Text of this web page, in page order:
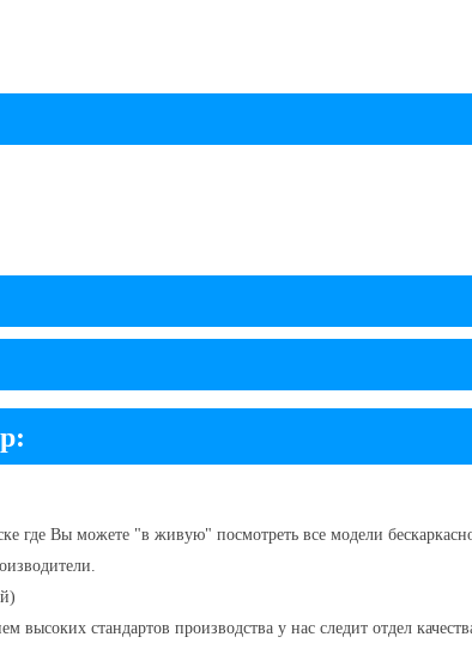
где Вы можете "в живую" посмотреть все модели
высоких стандартов производства у нас следит отдел